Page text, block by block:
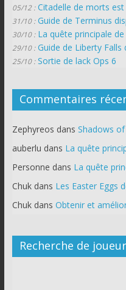
05/12 : Citadelle de morts
31/10 : Guide de Terminus
30/10 : La quête principale
29/10 : Guide de Liberty Falls
25/10 : Sortie de lack Ops 6
Commentaires
Zephyreos dans Shadows of
auberlu dans La quête
Personne dans La quête
Chukdans Les Easter Eggs
Chukdans Obtenir et
Recherche de